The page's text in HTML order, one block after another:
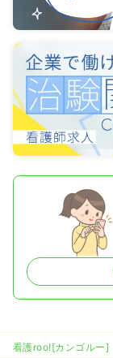
看護roo![カンゴルー]